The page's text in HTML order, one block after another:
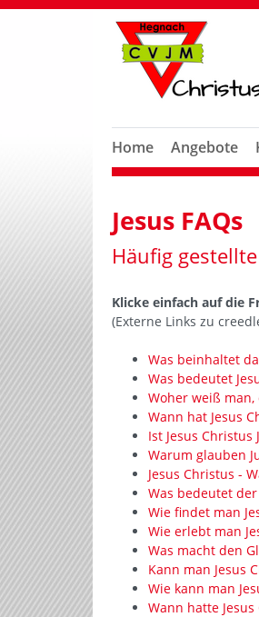
Home Angebote
Jesus FAQs
Häufig
Klicke einfach auf die
(Externe Links zu
Was beinhaltet
Was bedeutet
Woher weiß man,
Wann hat Jesus
Ist Jesus Christus
Warum glauben
Jesus Christus -
Was bedeutet
Wie findet man
Wie erlebt man
Was macht den
Kann man Jesus
Wie kann man
Wann hatte